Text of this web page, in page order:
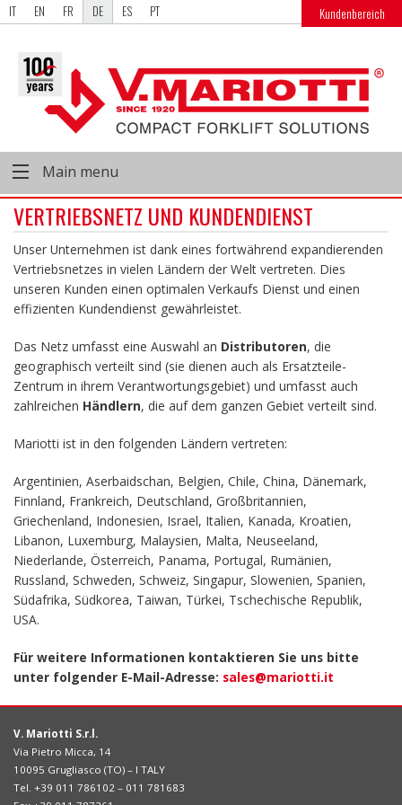
IT EN FR DE ES PT Kundenbereich
Main menu
VERTRIEBSNETZ UND KUNDENDIENST
Unser Unternehmen ist dank eines fortwährend expandierenden
Vertriebsnetzes in vielen Ländern der Welt vertreten. Dies
unseren Kunden einen optimalen Verkaufs Dienst und einen
effizienten Kundendienst gewährleistet.
Das Netz umfasst eine Auswahl an Distributoren, die
geographisch verteilt sind (sie dienen auch als Ersatzteile-
Zentrum in ihrem Verantwortungsgebiet) und umfasst auch
zahlreichen Händlern, die auf dem ganzen Gebiet verteilt sind.
Mariotti ist in den folgenden Ländern vertreten:
Argentinien, Aserbaidschan, Belgien, Chile, China, Dänemark,
Finnland, Frankreich, Deutschland, Großbritannien,
Griechenland, Indonesien, Israel, Italien, Kanada, Kroatien,
Libanon, Luxemburg, Malaysien, Malta, Neuseeland,
Niederlande, Österreich, Panama, Portugal, Rumänien,
Russland, Schweden, Schweiz, Singapur, Slowenien, Spanien,
Südafrika, Südkorea, Taiwan, Türkei, Tschechische Republik,
USA.
Für weitere Informationen kontaktieren Sie uns bitte
unter folgender E-Mail-Adresse: sales@mariotti.it
V. Mariotti S.r.l.
Via Pietro Micca, 14
10095 Grugliasco (TO) – I TALY
Tel. +39 011 786102 – 011 781683